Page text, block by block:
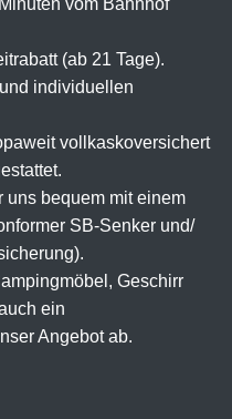
(ab 21 Tage).
individuellen
vollkaskoversichert
uns bequem mit einem
SB-Senker und/
Geschirr
ein
Angebot ab.